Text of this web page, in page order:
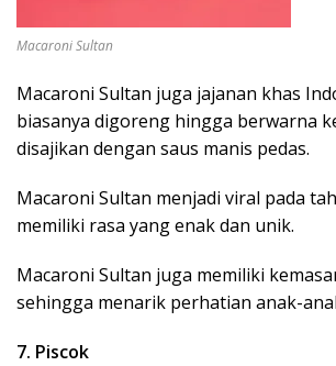
Macaroni Sultan
Macaroni Sultan juga jajanan khas
biasanya digoreng hingga berwarna
disajikan dengan saus manis pedas.
Macaroni Sultan menjadi viral pada
memiliki rasa yang enak dan unik.
Macaroni Sultan juga memiliki
sehingga menarik perhatian anak-
7. Piscok